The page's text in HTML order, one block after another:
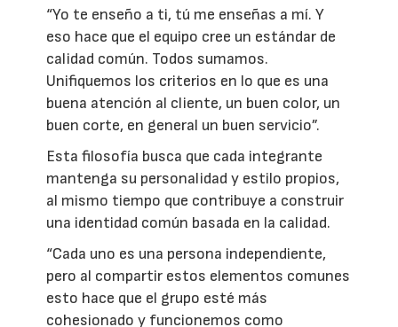
“Yo te enseño a ti, tú me enseñas a mí. Y
eso hace que el equipo cree un estándar de
calidad común. Todos sumamos.
Unifiquemos los criterios en lo que es una
buena atención al cliente, un buen color, un
buen corte, en general un buen servicio”.
Esta filosofía busca que cada integrante
mantenga su personalidad y estilo propios,
al mismo tiempo que contribuye a construir
una identidad común basada en la calidad.
“Cada uno es una persona independiente,
pero al compartir estos elementos comunes
esto hace que el grupo esté más
cohesionado y funcionemos como